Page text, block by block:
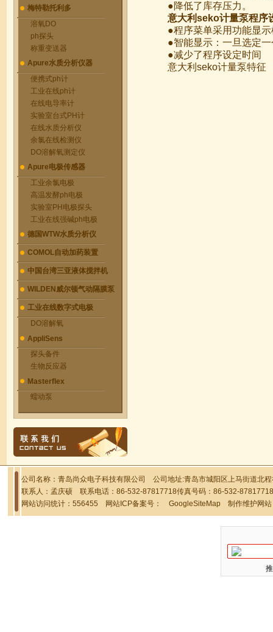
梅特勒托利多
溶氧DO
ph探头
称重变送器
Apure水质分析仪器
便携式ph计
工业在线ph计
在线电导率计
实验室台式PH计
在线水质分析仪
余氯在线检测仪
DO溶解氧测定仪
Apure电极传感器
工业余氯电极
高温发酵ph电极
实验室PH电极探头
工业在线强碱ph电极
德国WTW水质分析仪
COMOL自动加药装置
中国台湾三亚液体搅拌机
WILDEN威尔顿气动隔膜泵
工业在线数字式电极
DO溶解氧
AppliSens
探头备件
生物反应器
Masterflex
蠕动泵
●降低了库存压力。
意大利seko计量泵程序
●程序菜单采用功能显
●智能显示：一旦选定
●减少了程序设定时间
意大利seko计量泵特征
公司名称：青岛尚众电子科技有限公司 公司地址:青岛市城阳区上马街道北
联系人：孟庆硕 联系电话：86-532-87817718传真号码：86-532-
网站访问统计：556455 网站ICP备案号： GoogleSiteMap 制作维护网站